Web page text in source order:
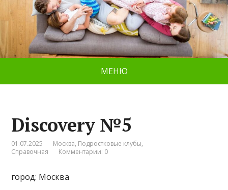
МЕНЮ
Discovery №5
01.07.2025 Москва, Подростковые клубы,
Справочная
Комментарии: 0
город: Москва